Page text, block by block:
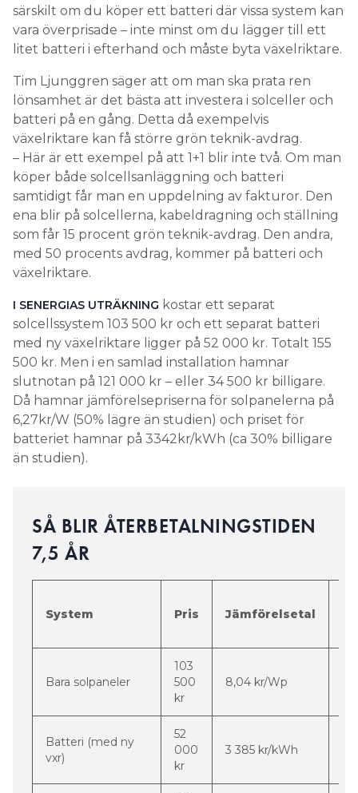
särskilt om du köper ett batteri där vissa system kan
vara överprisade – inte minst om du lägger till ett
litet batteri i efterhand och måste byta växelriktare.
Tim Ljunggren säger att om man ska prata ren
lönsamhet är det bästa att investera i solceller och
batteri på en gång. Detta då exempelvis
växelriktare kan få större grön teknik-avdrag.
– Här är ett exempel på att 1+1 blir inte två. Om man
köper både solcellsanläggning och batteri
samtidigt får man en uppdelning av fakturor. Den
ena blir på solcellerna, kabeldragning och ställning
som får 15 procent grön teknik-avdrag. Den andra,
med 50 procents avdrag, kommer på batteri och
växelriktare.
I SENERGIAS UTRÄKNING kostar ett separat
solcellssystem 103 500 kr och ett separat batteri
med ny växelriktare ligger på 52 000 kr. Totalt 155
500 kr. Men i en samlad installation hamnar
slutnotan på 121 000 kr – eller 34 500 kr billigare.
Då hamnar jämförelsepriserna för solpanelerna på
6,27kr/W (50% lägre än studien) och priset för
batteriet hamnar på 3342kr/kWh (ca 30% billigare
än studien).
SÅ BLIR ÅTERBETALNINGSTIDEN
7,5 ÅR
System Pris Jämförelsetal
Bara solpaneler
103
500
kr
8,04 kr/Wp
Batteri (med ny
vxr)
52
000
kr
3 385 kr/kWh